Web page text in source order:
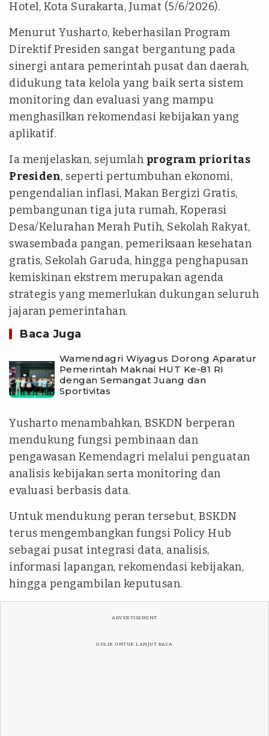
Hotel, Kota Surakarta, Jumat (5/6/2026).
Menurut Yusharto, keberhasilan Program
Direktif Presiden sangat bergantung pada
sinergi antara pemerintah pusat dan daerah,
didukung tata kelola yang baik serta sistem
monitoring dan evaluasi yang mampu
menghasilkan rekomendasi kebijakan yang
aplikatif.
Ia menjelaskan, sejumlah program prioritas
Presiden, seperti pertumbuhan ekonomi,
pengendalian inflasi, Makan Bergizi Gratis,
pembangunan tiga juta rumah, Koperasi
Desa/Kelurahan Merah Putih, Sekolah Rakyat,
swasembada pangan, pemeriksaan kesehatan
gratis, Sekolah Garuda, hingga penghapusan
kemiskinan ekstrem merupakan agenda
strategis yang memerlukan dukungan seluruh
jajaran pemerintahan.
Baca Juga
Wamendagri Wiyagus Dorong Aparatur
Pemerintah Maknai HUT Ke-81 RI
dengan Semangat Juang dan
Sportivitas
Yusharto menambahkan, BSKDN berperan
mendukung fungsi pembinaan dan
pengawasan Kemendagri melalui penguatan
analisis kebijakan serta monitoring dan
evaluasi berbasis data.
Untuk mendukung peran tersebut, BSKDN
terus mengembangkan fungsi Policy Hub
sebagai pusat integrasi data, analisis,
informasi lapangan, rekomendasi kebijakan,
hingga pengambilan keputusan.
ADVERTISEMENT
GULIR UNTUK LANJUT BACA